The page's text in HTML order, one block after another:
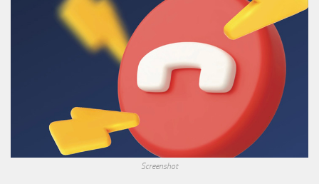
Screenshot